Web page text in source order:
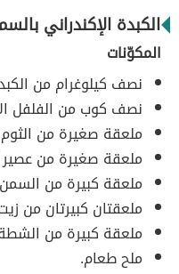
الكبدة الإكندراني
المكوّنات
نصف كيلوغرام من
نصف كوب من الفلفل
ملعقة صغيرة من الثوم
ملعقة صغيرة من عصير
ملعقة كبيرة من
ملعقتان كبيرتان من
ملعقة كبيرة من
ملح طعام.